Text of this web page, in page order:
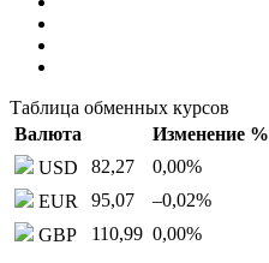
Таблица обменных курсов
Валюта
Изменение %
USD
82,27 0,00%
EUR
95,07 –0,02%
GBP
110,99 0,00%